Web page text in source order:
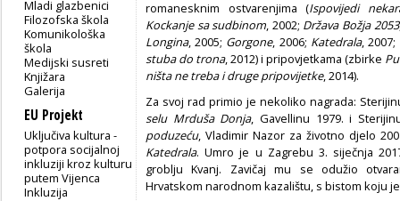
Mladi glazbenici
Filozofska škola
Komunikološka
škola
Medijski susreti
Knjižara
Galerija
EU Projekt
Uključiva kultura -
potpora socijalnoj
inkluziji kroz kulturu
putem Vijenca
Inkluzija
romanesknim ostvarenjima (Ispovijedi
Kockanje sa sudbinom, 2002; Država Božja 2053
Longina, 2005; Gorgone, 2006; Katedrala, 2007;
stuba do trona, 2012) i pripovjetkama (zbirke
ništa ne treba i druge pripovijetke, 2014).
Za svoj rad primio je nekoliko nagrada:
selu Mrduša Donja, Gavellinu 1979. i
poduzeću, Vladimir Nazor za životno djelo
Katedrala. Umro je u Zagrebu 3. siječnja
groblju Kvanj. Zavičaj mu se odužio
Hrvatskom narodnom kazalištu, s bistom koju